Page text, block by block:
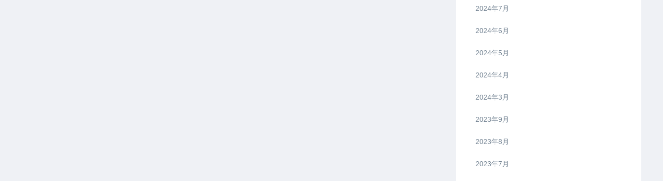
2024年7月
2024年6月
2024年5月
2024年4月
2024年3月
2023年9月
2023年8月
2023年7月